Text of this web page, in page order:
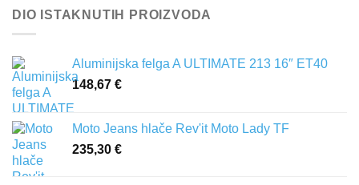
DIO ISTAKNUTIH PROIZVODA
Aluminijska felga A ULTIMATE 213 16″ ET40
148,67 €
Moto Jeans hlače Rev'it Moto Lady TF
235,30 €